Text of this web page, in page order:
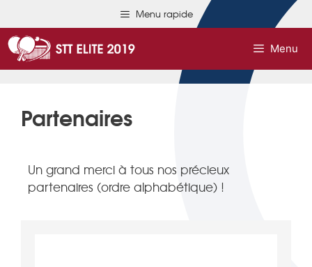
Menu rapide
Menu
Partenaires
Un grand merci à tous nos précieux
partenaires (ordre alphabétique) !